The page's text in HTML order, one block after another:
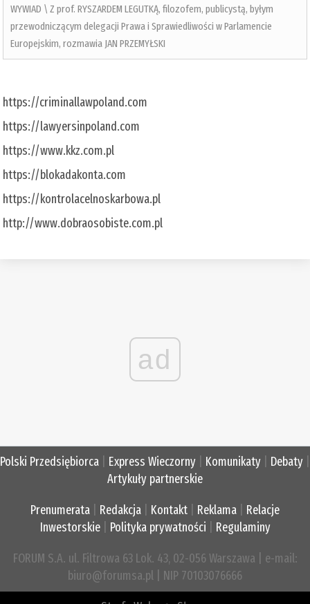
WYWIAD \ Z prof. RYSZARDEM LEGUTKĄ, filozofem, publicystą, byłym
przewodniczącym delegacji Prawa i Sprawiedliwości w Parlamencie
Europejskim, rozmawia JAN PRZEMYŁSKI
https://criminallawpoland.com
https://lawyersinpoland.com
https://www.kkz.com.pl
https://blokadakonta.com
https://kontrolacelnoskarbowa.pl
http://www.dobraosobiste.com.pl
ad
Polski Przedsiębiorca Express Wieczorny Komunikaty Debaty
Artykuły partnerskie
Prenumerata Redakcja Kontakt Reklama
Relacje
Inwestorskie| Polityka prywatności Regulaminy
FORUM S.A. ul. Filtrowa 63 Lok. 43, 02-056 Warszawa | e-mail:
biuro@forumsa.pl | NIP 70103076666